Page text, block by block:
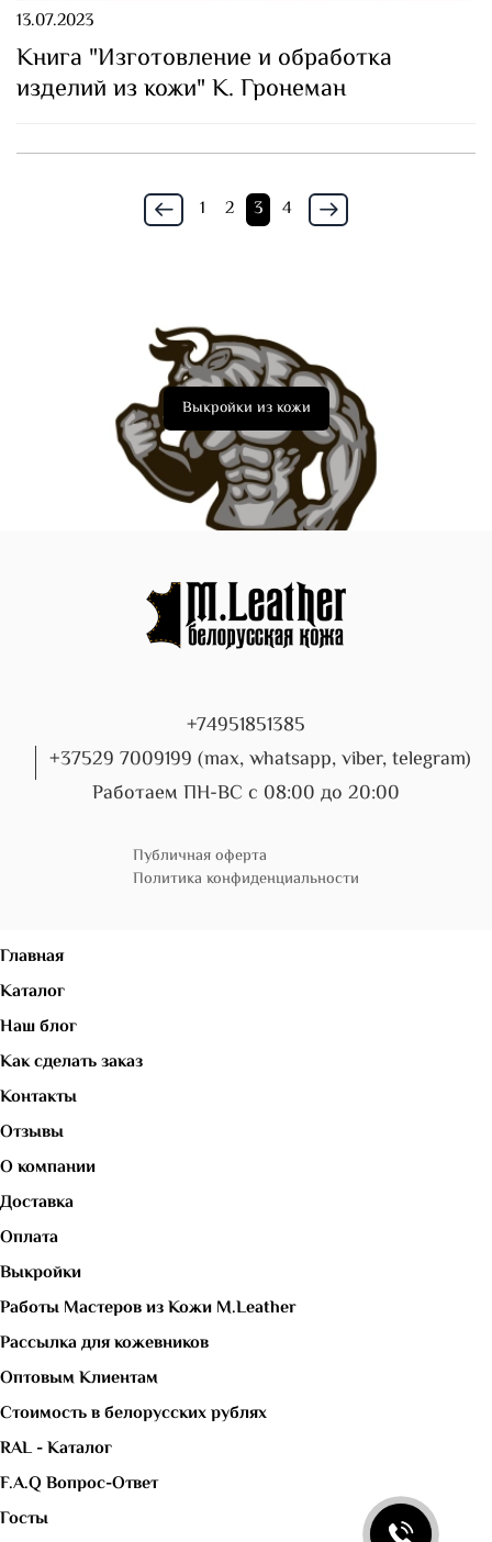
13.07.2023
Книга "Изготовление и обработка
изделий из кожи" К. Гронеман
1 2 3 4
Выкройки из кожи
+74951851385
+37529 7009199 (max, whatsapp, viber, telegram)
Работаем ПН-ВС с 08:00 до 20:00
Публичная оферта
Политика конфиденциальности
Главная
Каталог
Наш блог
Как сделать заказ
Контакты
Отзывы
О компании
Доставка
Оплата
Выкройки
Работы Мастеров из Кожи M.Leather
Рассылка для кожевников
Оптовым Клиентам
Стоимость в белорусских рублях
RAL - Каталог
F.A.Q Вопрос-Ответ
Госты